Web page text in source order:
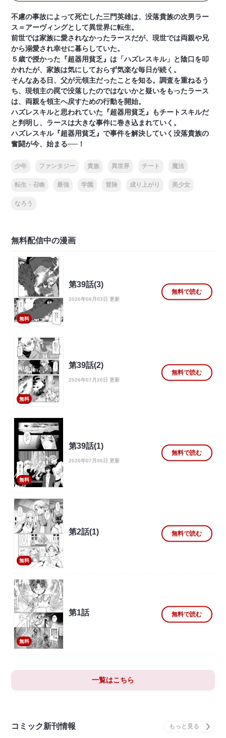
不慮の事故によって死亡した三門英雄は、没落貴族の次男ラー
ス＝アーヴィングとして異世界に転生。
前世では家族に愛されなかったラースだが、現世では両親や兄
から溺愛され幸せに暮らしていた。
５歳で授かった『超器用貧乏』は「ハズレスキル」と陰口を叩
かれたが、家族は気にしておらず気楽な毎日が続く。
そんなある日、父が元領主だったことを知る。調査を重ねるう
ち、現領主の罠で没落したのではないかと疑いをもったラース
は、両親を領主へ戻すための行動を開始。
ハズレスキルと思われていた『超器用貧乏』もチートスキルだ
と判明し、ラースは大きな事件に巻き込まれていく。
ハズレスキル『超器用貧乏』で事件を解決していく没落貴族の
奮闘が今、始まる──！
少年 ファンタジー 貴族 異世界 チート 魔法
転生・召喚 最強 学園 冒険 成り上がり 美少女
なろう
無料配信中の漫画
無料
第39話(3)
2026年08月03日 更新
無料で読む
無料
第39話(2)
2026年07月20日 更新
無料で読む
無料
第39話(1)
2026年07月06日 更新
無料で読む
無料
第2話(1) 無料で読む
無料
第1話 無料で読む
一覧はこちら
コミック新刊情報